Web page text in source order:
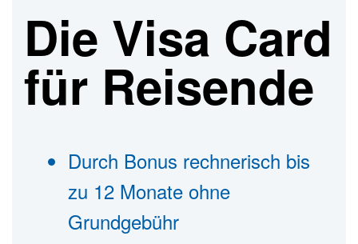
Die Visa Card
für Reisende
Durch Bonus rechnerisch bis
zu 12 Monate ohne
Grundgebühr